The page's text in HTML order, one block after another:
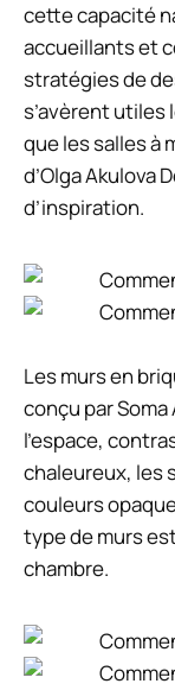
cette capacité
accueillants et
stratégies de
s’avèrent utiles
que les salles à
d’Olga Akulova
d’inspiration.
Les murs en
conçu par
l’espace,
chaleureux, les
couleurs
type de murs
chambre.